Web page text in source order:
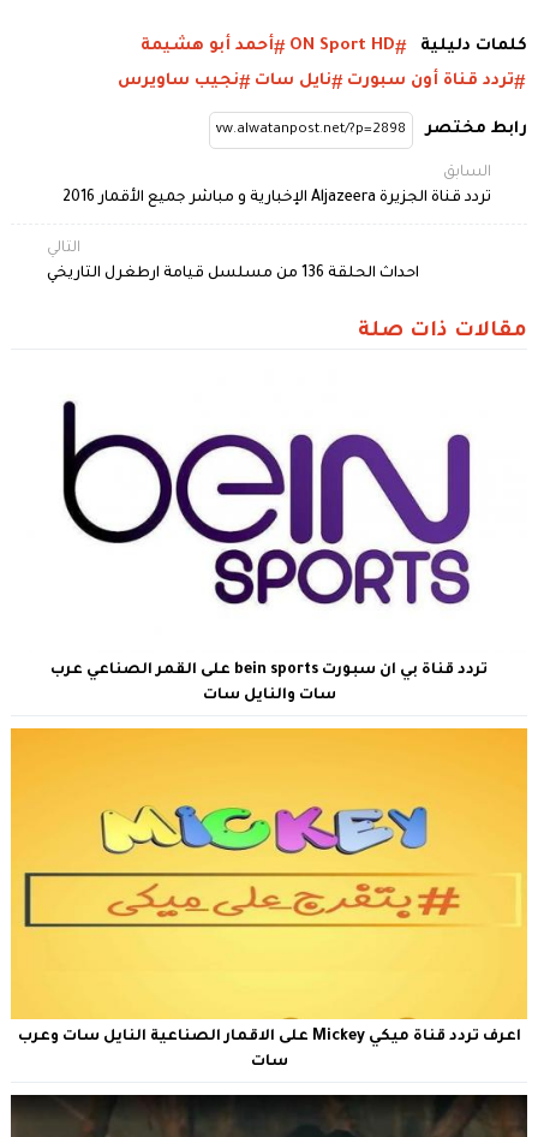
كلمات دليلية ON Sport HD
أحمد أبو هشيمة
تردد قناة أون سبورت
نايل سات نجيب ساويرس
رابط مختصر
السابق
تردد قناة الجزيرة Aljazeera الإخبارية و مباشر جميع الأقمار 2016
التالي
احداث الحلقة 136 من مسلسل قيامة ارطغرل التاريخي
مقالات ذات صلة
تردد قناة بي ان سبورت bein sports على القمر الصناعي عرب
سات والنايل سات
اعرف تردد قناة ميكي Mickey على الاقمار الصناعية النايل سات وعرب
سات